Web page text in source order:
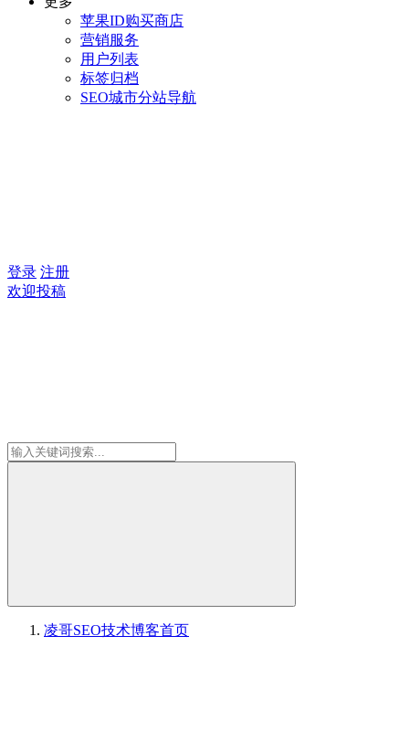
苹果ID购买商店
营销服务
用户列表
标签归档
SEO城市分站导航
登录 注册
欢迎投稿
凌哥SEO技术博客首页